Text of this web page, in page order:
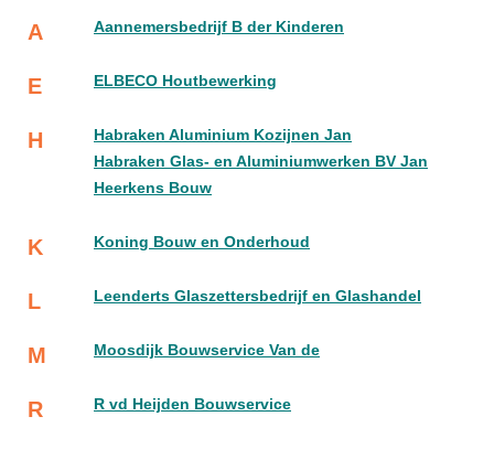
A Aannemersbedrijf B der Kinderen
E ELBECO Houtbewerking
H
Habraken Aluminium Kozijnen Jan
Habraken Glas- en Aluminiumwerken BV Jan
Heerkens Bouw
K Koning Bouw en Onderhoud
L Leenderts Glaszettersbedrijf en Glashandel
M Moosdijk Bouwservice Van de
R R vd Heijden Bouwservice